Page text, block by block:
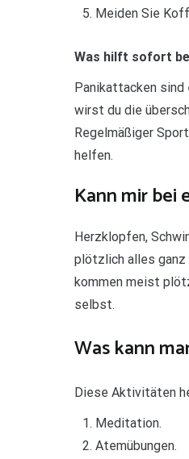
Meiden Sie
Was hilft sofort
Panikattacken sind
wirst du die
Regelmäßiger
helfen.
Kann mir bei
Herzklopfen,
plötzlich alles
kommen meist
selbst.
Was kann
Diese Aktivitäten
Meditation.
Atemübungen.